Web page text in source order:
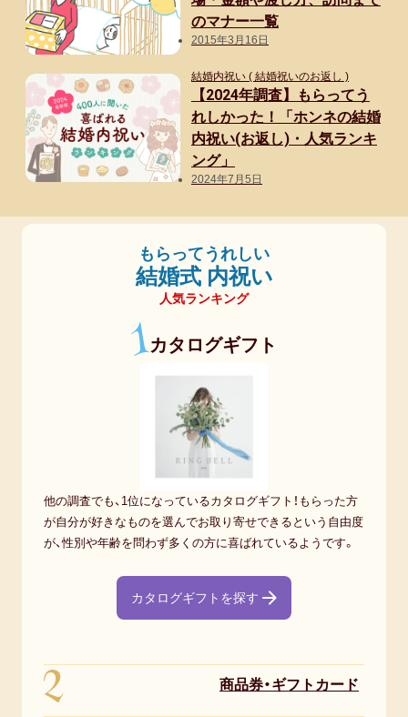
20代男性
90代女性
30代男性
男性
40代男性
50代男性
60代男性
70代男性
おじいちゃん・祖父
80代男性
おばあちゃん・祖母
90代男性
20代女性
友達・友人
親族（ 親・親戚 )
のマナー一覧
2015年3月16日
結婚内祝い ( 結婚祝いのお返し )
【2024年調査】もらってう
れしかった！「ホンネの結婚
内祝い(お返し)・人気ランキ
ング」
2024年7月5日
もらってうれしい
結婚式 内祝い
人気ランキング
1カタログギフト
他の調査でも、1位になっているカタログギフト！もらった方
が自分が好きなものを選んでお取り寄せできるという自由度
が、性別や年齢を問わず多くの方に喜ばれているようです。
カタログギフトを探す
2 商品券・ギフトカード